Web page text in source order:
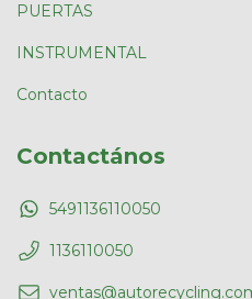
PUERTAS
INSTRUMENTAL
Contacto
Contactános
5491136110050
1136110050